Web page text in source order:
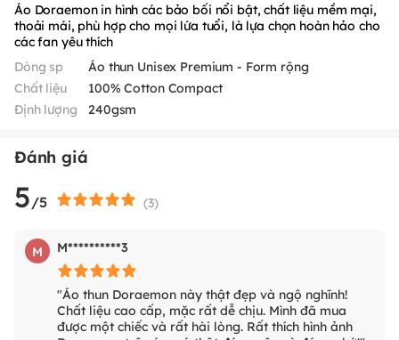
Áo Doraemon in hình các bảo bối nổi bật, chất liệu mềm mại,
thoải mái, phù hợp cho mọi lứa tuổi, là lựa chọn hoàn hảo cho
các fan yêu thích
Dòng sp
Áo thun Unisex Premium - Form rộng
Chất liệu
100% Cotton Compact
Định lượng
240gsm
Đánh giá
5/5 (3)
M M**********3
"Áo thun Doraemon này thật đẹp và ngộ nghĩnh!
Chất liệu cao cấp, mặc rất dễ chịu. Mình đã mua
được một chiếc và rất hài lòng. Rất thích hình ảnh